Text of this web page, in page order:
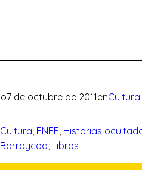
7 de octubre de 2011enCultura
Cultura, FNFF, Historias
Barraycoa, Libros